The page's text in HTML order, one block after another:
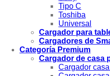
Tipo C
Toshiba
Universal
Cargador para
Cargadores de
Categoría Premium
Cargador de casa
Cargador